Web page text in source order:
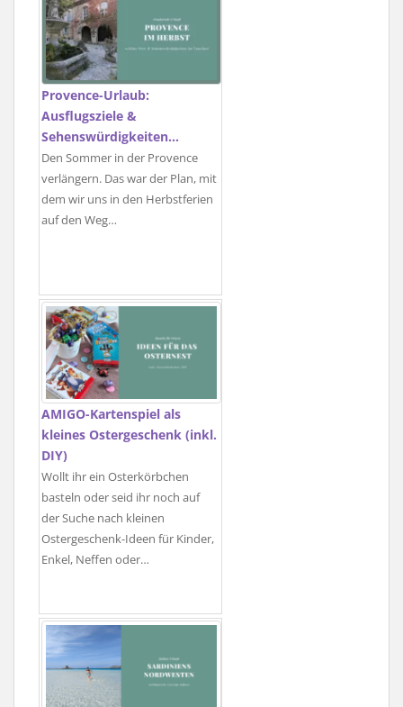
Provence-Urlaub:
Ausflugsziele &
Sehenswürdigkeiten…
Den Sommer in der Provence
verlängern. Das war der Plan, mit
dem wir uns in den Herbstferien
auf den Weg…
AMIGO-Kartenspiel als
kleines Ostergeschenk (inkl.
DIY)
Wollt ihr ein Osterkörbchen
basteln oder seid ihr noch auf
der Suche nach kleinen
Ostergeschenk-Ideen für Kinder,
Enkel, Neffen oder…